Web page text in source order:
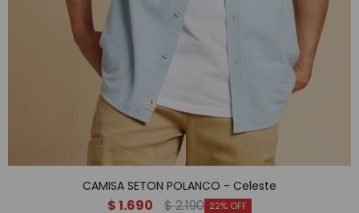
CAMISA SETON POLANCO - Celeste
$1.690 $2.190 22